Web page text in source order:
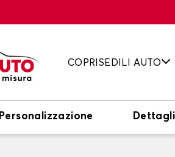
COPRISEDILI AUTO
Personalizzazione Dettagli